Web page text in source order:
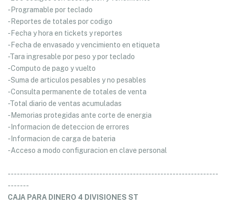
-Programable por teclado
-Reportes de totales por codigo
-Fecha y hora en tickets y reportes
-Fecha de envasado y vencimiento en etiqueta
-Tara ingresable por peso y por teclado
-Computo de pago y vuelto
-Suma de articulos pesables y no pesables
-Consulta permanente de totales de venta
-Total diario de ventas acumuladas
-Memorias protegidas ante corte de energia
-Informacion de deteccion de errores
-Informacion de carga de bateria
-Acceso a modo configuracion en clave personal
---------------------------------------------------------------------
-------
CAJA PARA DINERO 4 DIVISIONES ST